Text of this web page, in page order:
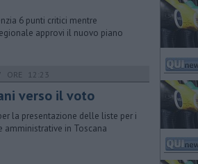
6 punti critici mentre
approvi il nuovo piano
ORE 12:23
verso il voto
la presentazione delle liste per i
amministrative in Toscana